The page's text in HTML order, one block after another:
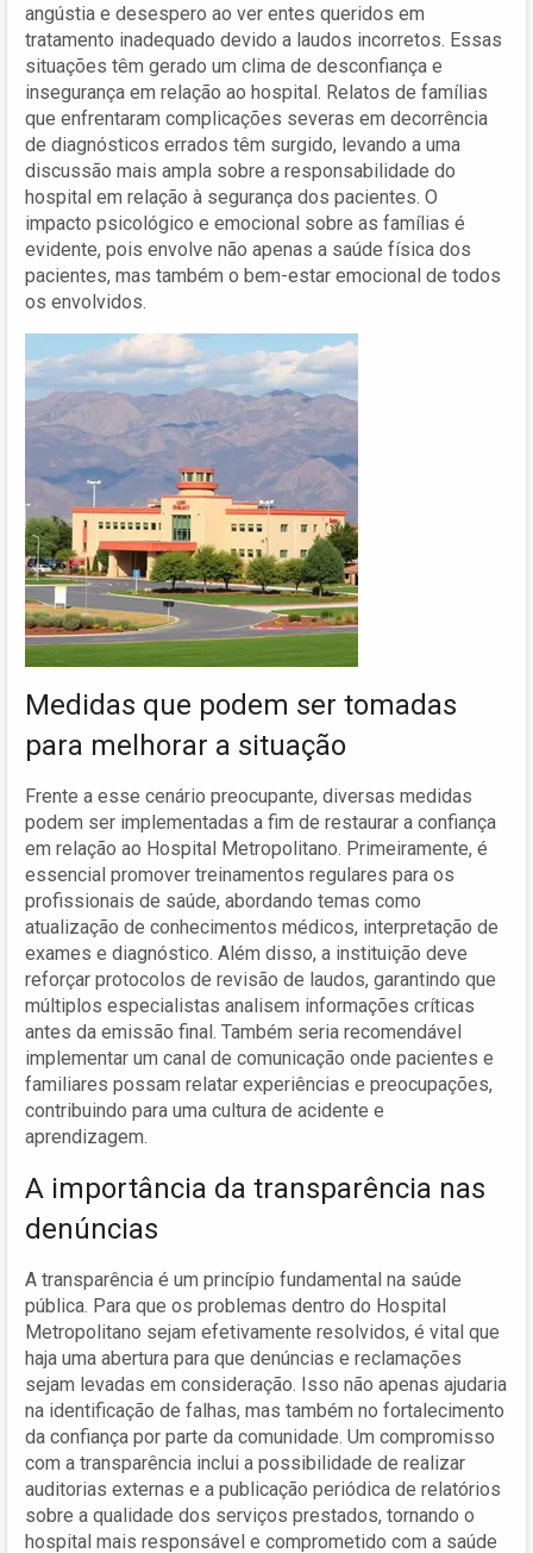
angústia e desespero ao ver entes queridos em
tratamento inadequado devido a laudos incorretos. Essas
situações têm gerado um clima de desconfiança e
insegurança em relação ao hospital. Relatos de famílias
que enfrentaram complicações severas em decorrência
de diagnósticos errados têm surgido, levando a uma
discussão mais ampla sobre a responsabilidade do
hospital em relação à segurança dos pacientes. O
impacto psicológico e emocional sobre as famílias é
evidente, pois envolve não apenas a saúde física dos
pacientes, mas também o bem-estar emocional de todos
os envolvidos.
Medidas que podem ser tomadas
para melhorar a situação
Frente a esse cenário preocupante, diversas medidas
podem ser implementadas a fim de restaurar a confiança
em relação ao Hospital Metropolitano. Primeiramente, é
essencial promover treinamentos regulares para os
profissionais de saúde, abordando temas como
atualização de conhecimentos médicos, interpretação de
exames e diagnóstico. Além disso, a instituição deve
reforçar protocolos de revisão de laudos, garantindo que
múltiplos especialistas analisem informações críticas
antes da emissão final. Também seria recomendável
implementar um canal de comunicação onde pacientes e
familiares possam relatar experiências e preocupações,
contribuindo para uma cultura de acidente e
aprendizagem.
A importância da transparência nas
denúncias
A transparência é um princípio fundamental na saúde
pública. Para que os problemas dentro do Hospital
Metropolitano sejam efetivamente resolvidos, é vital que
haja uma abertura para que denúncias e reclamações
sejam levadas em consideração. Isso não apenas ajudaria
na identificação de falhas, mas também no fortalecimento
da confiança por parte da comunidade. Um compromisso
com a transparência inclui a possibilidade de realizar
auditorias externas e a publicação periódica de relatórios
sobre a qualidade dos serviços prestados, tornando o
hospital mais responsável e comprometido com a saúde